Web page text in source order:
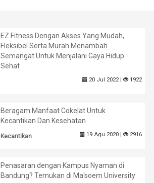
EZ Fitness Dengan Akses Yang Mudah,
Fleksibel Serta Murah Menambah
Semangat Untuk Menjalani Gaya Hidup
Sehat
20 Jul 2022 | 1922
Beragam Manfaat Cokelat Untuk
Kecantikan Dan Kesehatan
Kecantikan 19 Agu 2020 | 2916
Penasaran dengan Kampus Nyaman di
Bandung? Temukan di Ma'soem University